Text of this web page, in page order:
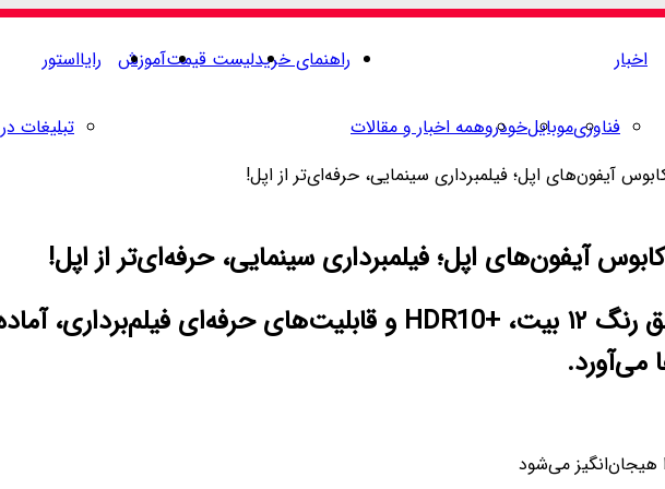
اخبار
فناوریموبایلخودروهمه اخبار و مقالات
راهنمای خریدلیست قیمتآموزش رایااستور
تبلیغات
می‌آورد.